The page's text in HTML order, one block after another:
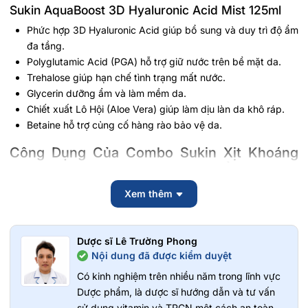
Sukin AquaBoost 3D Hyaluronic Acid Mist 125ml
Phức hợp 3D Hyaluronic Acid giúp bổ sung và duy trì độ ẩm
đa tầng.
Polyglutamic Acid (PGA) hỗ trợ giữ nước trên bề mặt da.
Trehalose giúp hạn chế tình trạng mất nước.
Glycerin dưỡng ẩm và làm mềm da.
Chiết xuất Lô Hội (Aloe Vera) giúp làm dịu làn da khô ráp.
Betaine hỗ trợ củng cố hàng rào bảo vệ da.
Công Dụng Của Combo Sukin Xịt Khoáng
Giúp duy trì độ ẩm lâu hơn nhờ phức hợp 3D Hyaluronic
Acid.
Hỗ trợ làm sáng và cải thiện vẻ rạng rỡ của làn da nhờ
Vitamin C.
Giúp làm dịu da sau khi tiếp xúc với nắng nóng hoặc môi
Xem thêm
Dược sĩ Lê Trường Phong
Nội dung đã được kiểm duyệt
Có kinh nghiệm trên nhiều năm trong lĩnh vực
Dược phẩm, là dược sĩ hướng dẫn và tư vấn